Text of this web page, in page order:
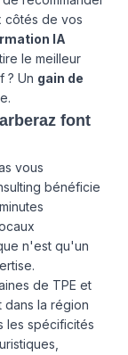
côtés de vos
IA
le meilleur
? Un gain de
font
vous
bénéficie
n'est qu'un
de TPE et
dans la région
les spécificités